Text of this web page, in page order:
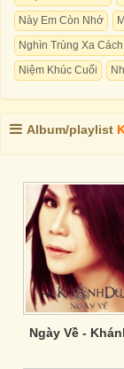
Này Em Còn Nhớ
Nghìn Trùng Xa Cách
Niệm Khúc Cuối
Album/playlist
Ngày Về -